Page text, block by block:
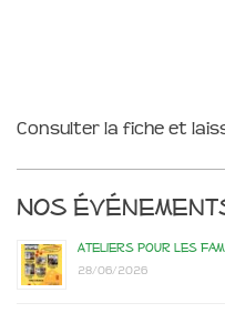
Consulter la fiche et
Nos
Ateliers pour les
28/06/2026